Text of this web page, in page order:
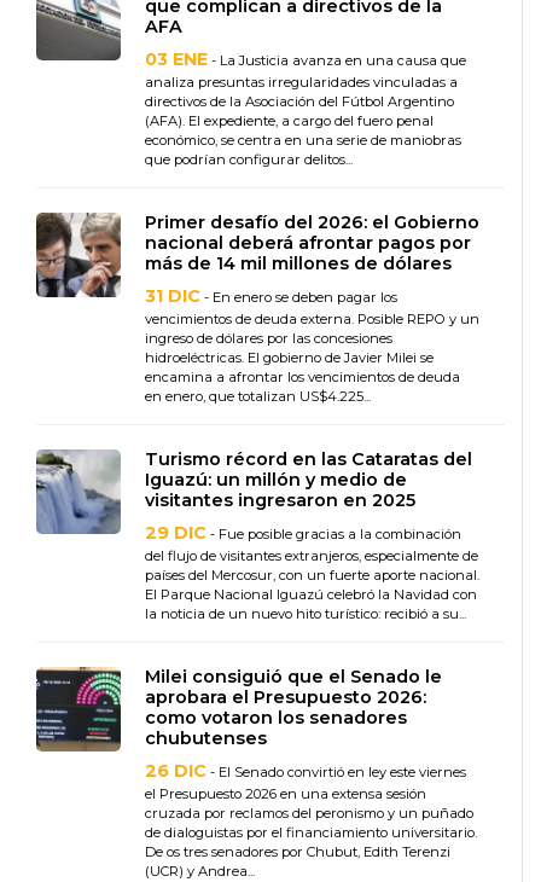
que complican a directivos de la
AFA
03 ENE - La Justicia avanza en una causa que
analiza presuntas irregularidades vinculadas a
directivos de la Asociación del Fútbol Argentino
(AFA). El expediente, a cargo del fuero penal
económico, se centra en una serie de maniobras
que podrían configurar delitos...
Primer desafío del 2026: el Gobierno
nacional deberá afrontar pagos por
más de 14 mil millones de dólares
31 DIC - En enero se deben pagar los
vencimientos de deuda externa. Posible REPO y un
ingreso de dólares por las concesiones
hidroeléctricas. El gobierno de Javier Milei se
encamina a afrontar los vencimientos de deuda
en enero, que totalizan US$4.225...
Turismo récord en las Cataratas del
Iguazú: un millón y medio de
visitantes ingresaron en 2025
29 DIC - Fue posible gracias a la combinación
del flujo de visitantes extranjeros, especialmente de
países del Mercosur, con un fuerte aporte nacional.
El Parque Nacional Iguazú celebró la Navidad con
la noticia de un nuevo hito turístico: recibió a su...
Milei consiguió que el Senado le
aprobara el Presupuesto 2026:
como votaron los senadores
chubutenses
26 DIC - El Senado convirtió en ley este viernes
el Presupuesto 2026 en una extensa sesión
cruzada por reclamos del peronismo y un puñado
de dialoguistas por el financiamiento universitario.
De os tres senadores por Chubut, Edith Terenzi
(UCR) y Andrea...